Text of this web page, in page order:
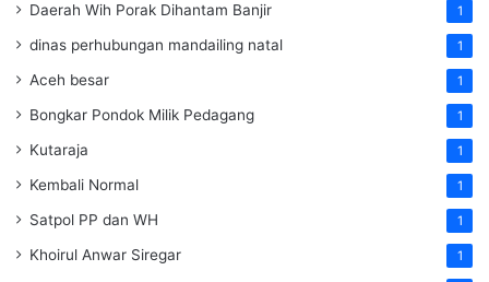
Daerah Wih Porak Dihantam Banjir 1
dinas perhubungan mandailing natal 1
Aceh besar 1
Bongkar Pondok Milik Pedagang 1
Kutaraja 1
Kembali Normal 1
Satpol PP dan WH 1
Khoirul Anwar Siregar 1